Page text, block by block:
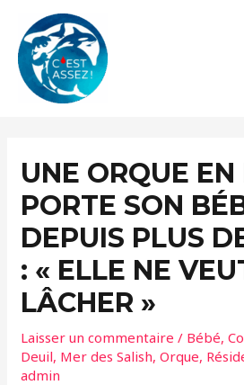
contenu
UNE ORQUE
PORTE SON
DEPUIS PLUS
: « ELLE NE
LÂCHER »
Laisser un commentaire / Bébé,
Deuil, Mer des Salish,Orque,
admin